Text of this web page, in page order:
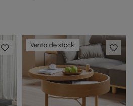
Venta de stock